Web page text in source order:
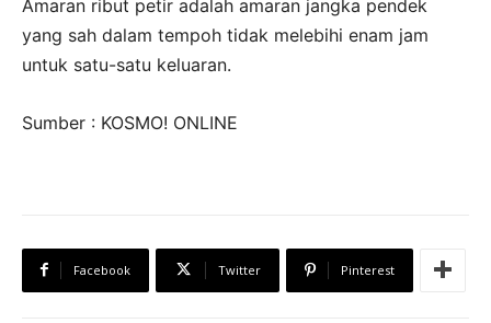
Amaran ribut petir adalah amaran jangka pendek
yang sah dalam tempoh tidak melebihi enam jam
untuk satu-satu keluaran.
Sumber : KOSMO! ONLINE
Facebook Twitter Pinterest